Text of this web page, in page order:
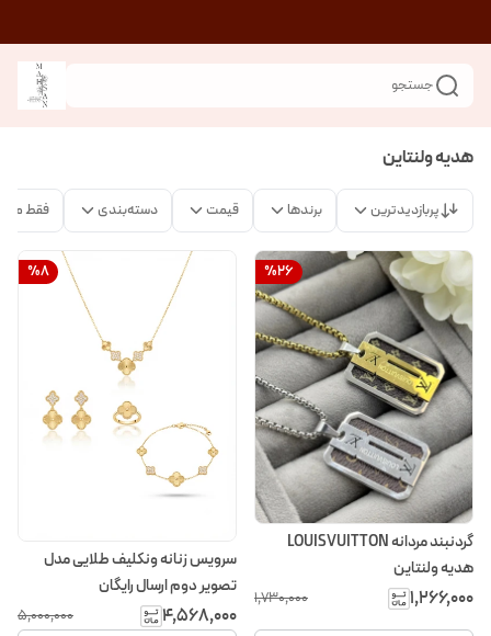
جستجو
هدیه ولنتاین
پربازدیدترین برندها قیمت دسته‌بندی فقط
%26
گردنبند مردانه LOUISVUITTON
هدیه ولنتاین
۱٬۲۶۶٬۰۰۰ ۱٬۷۳۰٬۰۰۰
%8
سرویس زنانه ونکلیف طلایی مدل
تصویر دوم ارسال رایگان
۴٬۵۶۸٬۰۰۰ ۵٬۰۰۰٬۰۰۰